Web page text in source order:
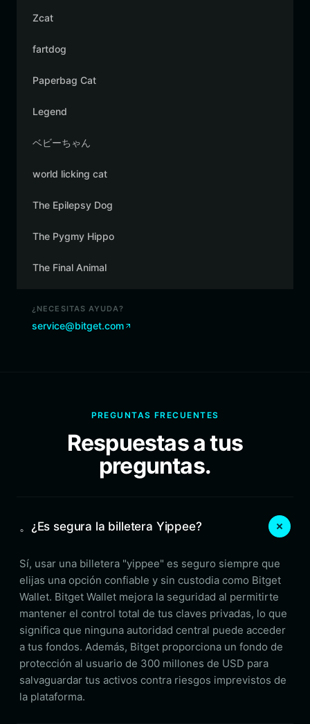
Zcat
fartdog
Paperbag Cat
Legend
ベビーちゃん
world licking cat
The Epilepsy Dog
The Pygmy Hippo
The Final Animal
¿NECESITAS AYUDA?
service@bitget.com
PREGUNTAS FRECUENTES
Respuestas a tus
preguntas.
。¿Es segura la billetera Yippee?
Sí, usar una billetera "yippee" es seguro siempre que
elijas una opción confiable y sin custodia como Bitget
Wallet. Bitget Wallet mejora la seguridad al permitirte
mantener el control total de tus claves privadas, lo que
significa que ninguna autoridad central puede acceder
a tus fondos. Además, Bitget proporciona un fondo de
protección al usuario de 300 millones de USD para
salvaguardar tus activos contra riesgos imprevistos de
la plataforma.